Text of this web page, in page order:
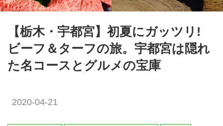
【栃木・宇都宮】初夏にガッツリ!
ビーフ＆ターフの旅。宇都宮は隠れ
た名コースとグルメの宝庫
2020-04-21